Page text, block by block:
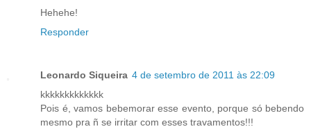
Hehehe!
Responder
Leonardo Siqueira 4 de setembro de 2011 às 22:09
kkkkkkkkkkkkk
Pois é, vamos bebemorar esse evento, porque só bebendo
mesmo pra ñ se irritar com esses travamentos!!!